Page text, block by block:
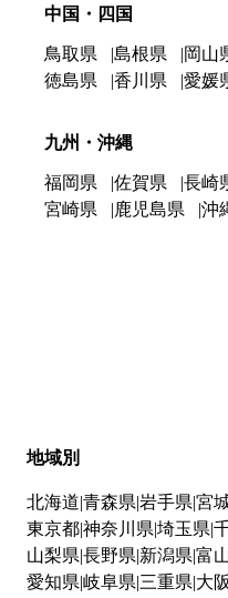
中国・四国
鳥取県 島根県 岡山
徳島県
香川県 愛媛
九州・沖縄
福岡県 佐賀県 長崎
宮崎県
鹿児島県 沖
地域別
北海道 青森県 岩手県 宮
東京都神奈川県 埼玉県
山梨県 長野県 新潟県 富
愛知県 岐阜県 三重県 大